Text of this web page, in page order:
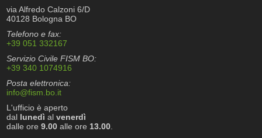
via Alfredo Calzoni 6/D
40128 Bologna BO
Telefono e fax:
+39 051 332167
Servizio Civile FISM BO:
+39 340 1074916
Posta elettronica:
info@fism.bo.it
L'ufficio è aperto
dal lunedì alvenerdì
dalle ore9.00 alle ore 13.00.